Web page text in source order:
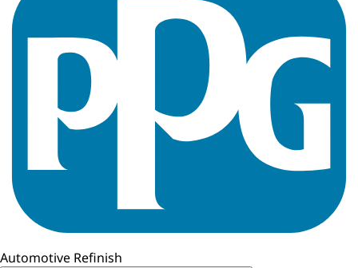
Automotive Refinish